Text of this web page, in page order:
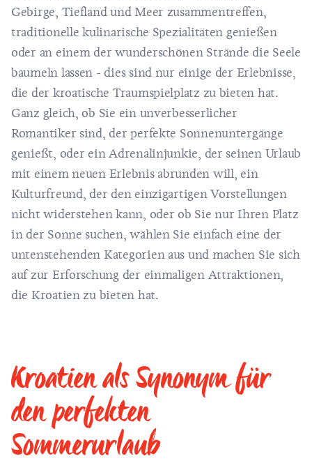
Gebirge, Tiefland und Meer zusammentreffen,
traditionelle kulinarische Spezialitäten genießen
oder an einem der wunderschönen Strände die Seele
baumeln lassen - dies sind nur einige der Erlebnisse,
die der kroatische Traumspielplatz zu bieten hat.
Ganz gleich, ob Sie ein unverbesserlicher
Romantiker sind, der perfekte Sonnenuntergänge
genießt, oder ein Adrenalinjunkie, der seinen Urlaub
mit einem neuen Erlebnis abrunden will, ein
Kulturfreund, der den einzigartigen Vorstellungen
nicht widerstehen kann, oder ob Sie nur Ihren Platz
in der Sonne suchen, wählen Sie einfach eine der
untenstehenden Kategorien aus und machen Sie sich
auf zur Erforschung der einmaligen Attraktionen,
die Kroatien zu bieten hat.
Kroatien als Synonym für
den perfekten
Sommerurlaub